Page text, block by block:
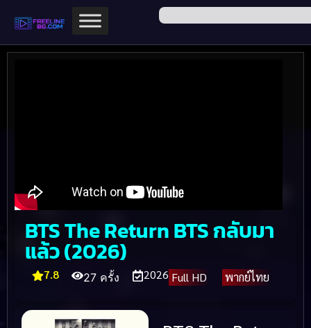
BTS The Return BTS กลับมา
แล้ว (2026)
7.8 27 ครั้ง 2026 Full HD พากย์ไทย